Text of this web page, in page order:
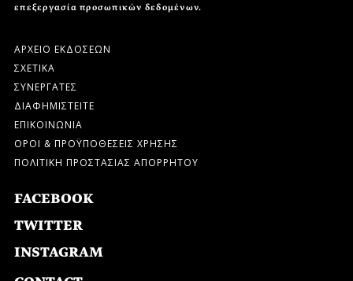
επεξεργασία προσωπικών δεδομένων.
ΑΡΧΕΙΟ ΕΚΔΟΣΕΩΝ
ΣΧΕΤΙΚΑ
ΣΥΝΕΡΓΑΤΕΣ
ΔΙΑΦΗΜΙΣΤΕΙΤΕ
ΕΠΙΚΟΙΝΩΝΙΑ
ΟΡΟΙ & ΠΡΟΫΠΟΘΕΣΕΙΣ ΧΡΗΣΗΣ
ΠΟΛΙΤΙΚΗ ΠΡΟΣΤΑΣΙΑΣ ΑΠΟΡΡΗΤΟΥ
FACEBOOK
TWITTER
INSTAGRAM